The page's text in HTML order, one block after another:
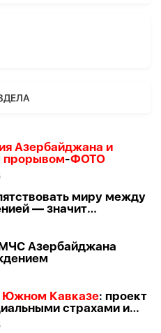
Азербайджана и
прорывом-ФОТО
миру между
— значит
себе -
Азербайджана
Южном Кавказе: проект
страхами и
-